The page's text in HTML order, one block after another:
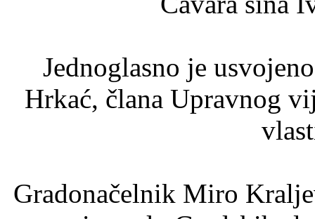
Jednoglasno je
Hrkać, člana Upravnog
Gradonačelnik Miro